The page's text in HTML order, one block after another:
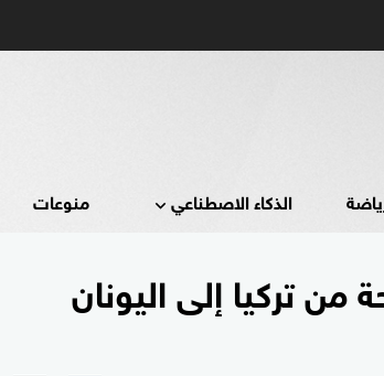
الذكاء الاصطناعي منوعات
تركيا إلى اليونان